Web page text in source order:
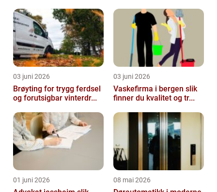
03 juni 2026
Brøyting for trygg ferdsel
og forutsigbar vinterdr...
03 juni 2026
Vaskefirma i bergen slik
finner du kvalitet og tr...
01 juni 2026 08 mai 2026